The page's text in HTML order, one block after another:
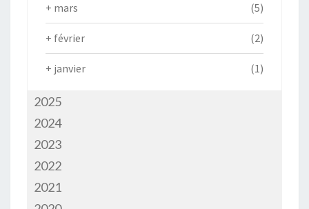
+ mars (5)
+ février (2)
+ janvier (1)
2025
2024
2023
2022
2021